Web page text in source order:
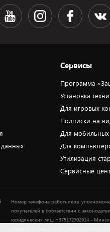
Сервисы
Программа
Установка
Для игровых
Подписки на
Для мобильных
Для
Утилизация
Сервисные
Номер телефона работников,
покупателей в соответствии с
юридических лиц: +375172702914 -